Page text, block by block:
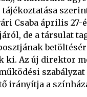
Csaba április 27-
de a társulat
ki. Az új direktor
irányítja a